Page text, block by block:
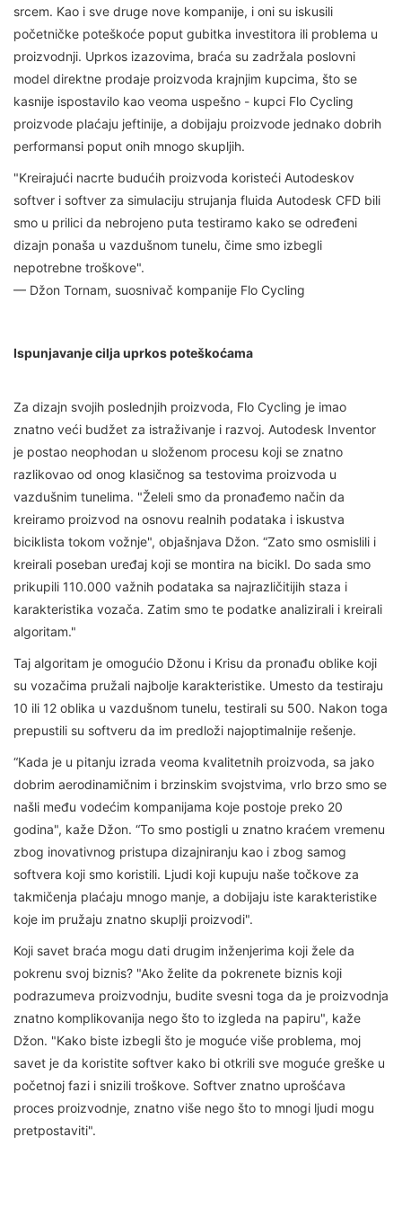
srcem. Kao i sve druge nove kompanije, i oni su iskusili
početničke poteškoće poput gubitka investitora ili problema u
proizvodnji. Uprkos izazovima, braća su zadržala poslovni
model direktne prodaje proizvoda krajnjim kupcima, što se
kasnije ispostavilo kao veoma uspešno - kupci Flo Cycling
proizvode plaćaju jeftinije, a dobijaju proizvode jednako dobrih
performansi poput onih mnogo skupljih.
"Kreirajući nacrte budućih proizvoda koristeći Autodeskov
softver i softver za simulaciju strujanja fluida Autodesk CFD bili
smo u prilici da nebrojeno puta testiramo kako se određeni
dizajn ponaša u vazdušnom tunelu, čime smo izbegli
nepotrebne troškove".
— Džon Tornam, suosnivač kompanije Flo Cycling
Ispunjavanje cilja uprkos poteškoćama
Za dizajn svojih poslednjih proizvoda, Flo Cycling je imao
znatno veći budžet za istraživanje i razvoj. Autodesk Inventor
je postao neophodan u složenom procesu koji se znatno
razlikovao od onog klasičnog sa testovima proizvoda u
vazdušnim tunelima. "Želeli smo da pronađemo način da
kreiramo proizvod na osnovu realnih podataka i iskustva
biciklista tokom vožnje", objašnjava Džon. “Zato smo osmislili i
kreirali poseban uređaj koji se montira na bicikl. Do sada smo
prikupili 110.000 važnih podataka sa najrazličitijih staza i
karakteristika vozača. Zatim smo te podatke analizirali i kreirali
algoritam."
Taj algoritam je omogućio Džonu i Krisu da pronađu oblike koji
su vozačima pružali najbolje karakteristike. Umesto da testiraju
10 ili 12 oblika u vazdušnom tunelu, testirali su 500. Nakon toga
prepustili su softveru da im predloži najoptimalnije rešenje.
“Kada je u pitanju izrada veoma kvalitetnih proizvoda, sa jako
dobrim aerodinamičnim i brzinskim svojstvima, vrlo brzo smo se
našli među vodećim kompanijama koje postoje preko 20
godina", kaže Džon. “To smo postigli u znatno kraćem vremenu
zbog inovativnog pristupa dizajniranju kao i zbog samog
softvera koji smo koristili. Ljudi koji kupuju naše točkove za
takmičenja plaćaju mnogo manje, a dobijaju iste karakteristike
koje im pružaju znatno skuplji proizvodi".
Koji savet braća mogu dati drugim inženjerima koji žele da
pokrenu svoj biznis? "Ako želite da pokrenete biznis koji
podrazumeva proizvodnju, budite svesni toga da je proizvodnja
znatno komplikovanija nego što to izgleda na papiru", kaže
Džon. "Kako biste izbegli što je moguće više problema, moj
savet je da koristite softver kako bi otkrili sve moguće greške u
početnoj fazi i snizili troškove. Softver znatno uprošćava
proces proizvodnje, znatno više nego što to mnogi ljudi mogu
pretpostaviti".